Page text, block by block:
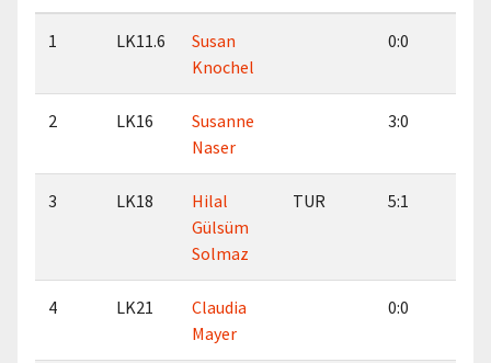
1 LK11.6
Susan
Knochel
0:0
2 LK16
Susanne
Naser
3:0
3 LK18
Hilal
Gülsüm
Solmaz
TUR 5:1
4 LK21
Claudia
Mayer
0:0